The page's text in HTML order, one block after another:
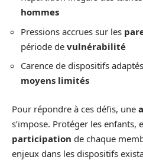
hommes
Pressions accrues sur les
période de vulnérabilité
Carence de dispositifs
moyens limités
Pour répondre à ces défis, une
s’impose. Protéger les enfants,
participation de chaque
enjeux dans les dispositifs